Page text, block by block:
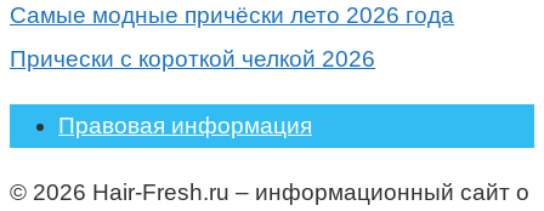
Самые модные причёски лето 2026 года
Прически с короткой челкой 2026
Правовая информация
© 2026 Hair-Fresh.ru – информационный сайт о